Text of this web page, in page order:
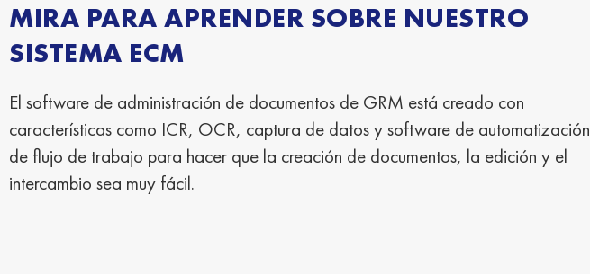
MIRA PARA APRENDER SOBRE NUESTRO
SISTEMA ECM
El software de administración de documentos de GRM está creado con
características como ICR, OCR, captura de datos y software de automatización
de flujo de trabajo para hacer que la creación de documentos, la edición y el
intercambio sea muy fácil.